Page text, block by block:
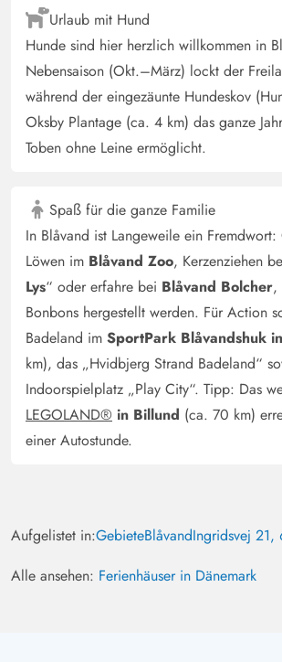
Urlaub mit Hund
Hunde sind hier herzlich willkommen in
Nebensaison (Okt.–März) lockt der
während der eingezäunte Hundeskov
Oksby Plantage (ca. 4 km) das ganze
Toben ohne Leine ermöglicht.
Spaß für die ganze Familie
In Blåvand ist Langeweile ein
Löwen im Blåvand Zoo, Kerzenziehen
Lys“ oder erfahre bei Blåvand Bolcher,
Bonbons hergestellt werden. Für Action
Badeland im SportPark Blåvandshuk
km), das „Hvidbjerg Strand Badeland“
Indoorspielplatz „Play City“. Tipp: Das
LEGOLAND® in Billund (ca. 70 km)
einer Autostunde.
Aufgelistet in:GebieteBlåvandIngridsvej 21,
Alle ansehen: Ferienhäuser in Dänemark